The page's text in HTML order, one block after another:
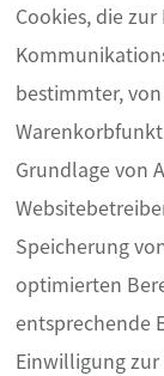
Cookies, die
bestimmter,
Grundlage von
Speicherung
optimierten
entsprechende
Einwilligung